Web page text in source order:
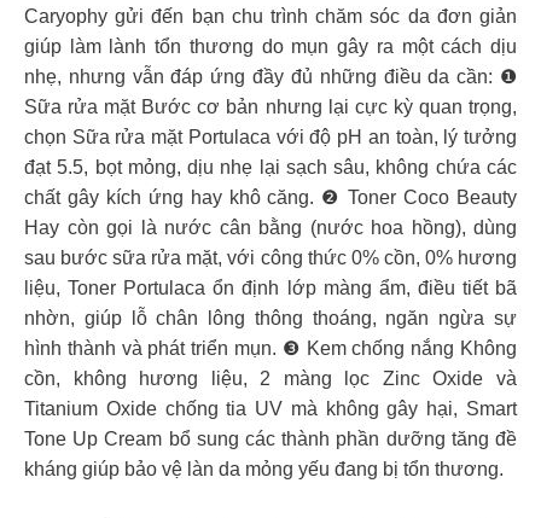
Caryophy gửi đến bạn chu trình chăm sóc da đơn giản
giúp làm lành tổn thương do mụn gây ra một cách dịu
nhẹ, nhưng vẫn đáp ứng đầy đủ những điều da cần: ❶
Sữa rửa mặt Bước cơ bản nhưng lại cực kỳ quan trọng,
chọn Sữa rửa mặt Portulaca với độ pH an toàn, lý tưởng
đạt 5.5, bọt mỏng, dịu nhẹ lại sạch sâu, không chứa các
chất gây kích ứng hay khô căng. ❷ Toner Coco Beauty
Hay còn gọi là nước cân bằng (nước hoa hồng), dùng
sau bước sữa rửa mặt, với công thức 0% cồn, 0% hương
liệu, Toner Portulaca ổn định lớp màng ẩm, điều tiết bã
nhờn, giúp lỗ chân lông thông thoáng, ngăn ngừa sự
hình thành và phát triển mụn. ❸ Kem chống nắng Không
cồn, không hương liệu, 2 màng lọc Zinc Oxide và
Titanium Oxide chống tia UV mà không gây hại, Smart
Tone Up Cream bổ sung các thành phần dưỡng tăng đề
kháng giúp bảo vệ làn da mỏng yếu đang bị tổn thương.